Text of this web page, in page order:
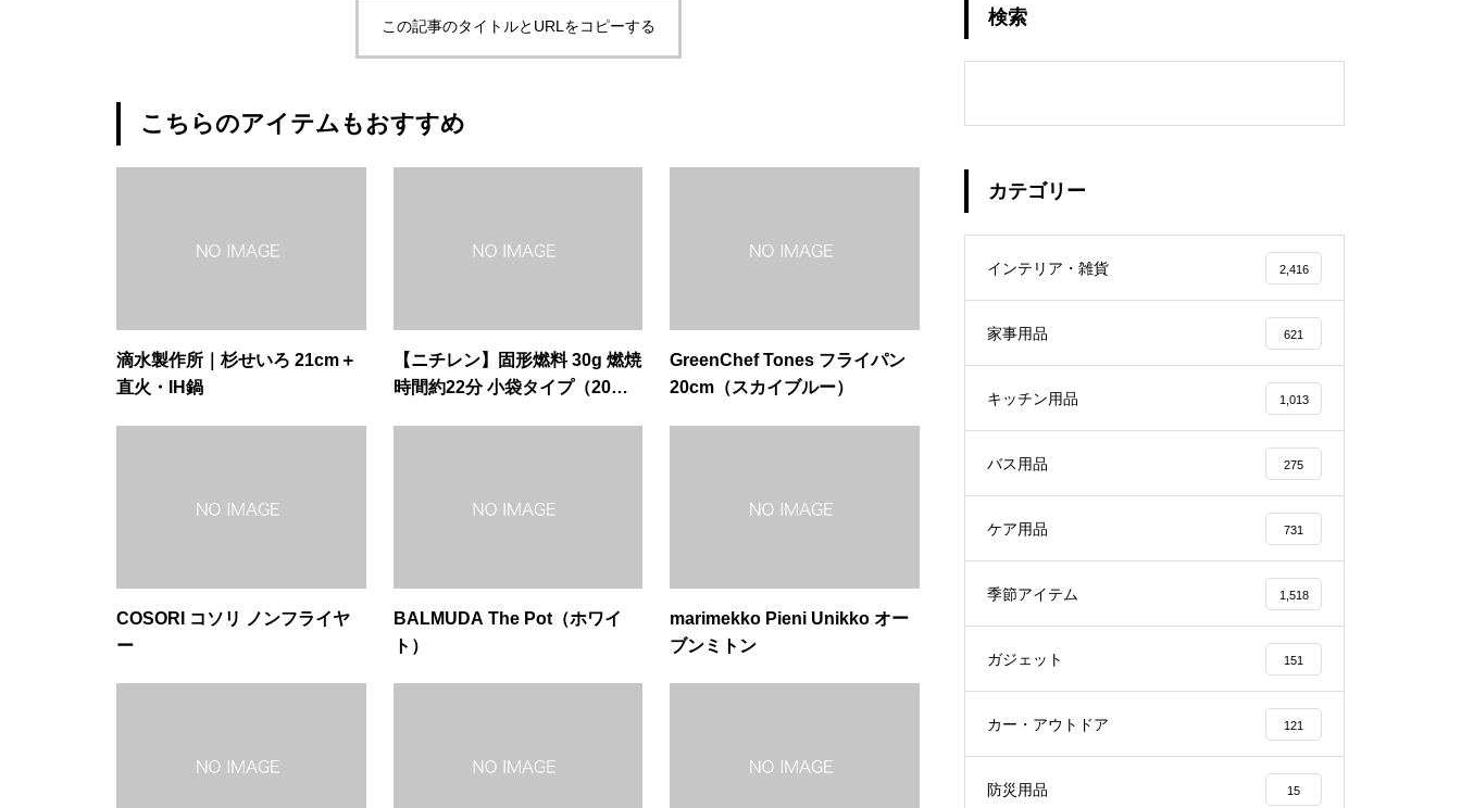
この記事のタイトルとURLをコピーする
こちらのアイテムもおすすめ
滴水製作所｜杉せいろ 21cm＋
直火・IH鍋
【ニチレン】固形燃料 30g 燃焼
時間約22分 小袋タイプ（20個
GreenChef Tones フライパン
20cm（スカイブルー）
COSORI コソリ ノンフライヤ
ー
BALMUDA The Pot（ホワイ
ト）
marimekko Pieni Unikko オー
ブンミトン
検索
カテゴリー
インテリア・雑貨 2,416
家事用品 621
キッチン用品 1,013
バス用品 275
ケア用品 731
季節アイテム 1,518
ガジェット 151
カー・アウトドア 121
防災用品 15